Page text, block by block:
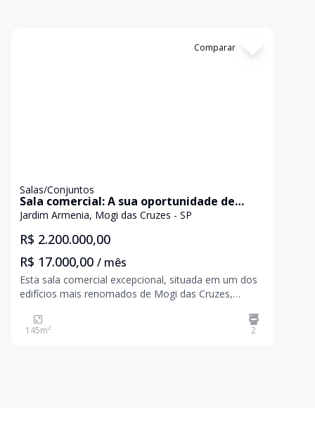
Comparar
Salas/Conjuntos
Sala comercial: A sua oportunidade de
negócios.
Jardim Armenia, Mogi das Cruzes - SP
R$ 2.200.000,00
R$ 17.000,00 / mês
Esta sala comercial excepcional, situada em um dos
edifícios mais renomados de Mogi das Cruzes,
estratégica para negócios de sucesso. Com duas
amplas salas, proporcionando um ambiente versátil
145m² 2